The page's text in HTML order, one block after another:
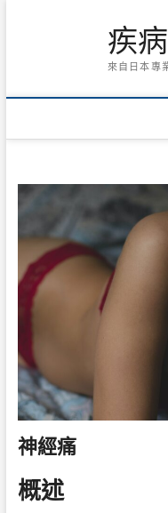
疾
來自日本專
神經痛
概述